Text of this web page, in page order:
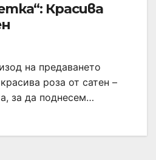
Красива
на предаването
роза от сатен –
за да поднесем…